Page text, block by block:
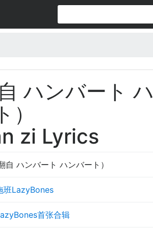
ハンバート ハ
zi Lyrics
自 ハンバート ハンバート）
班LazyBones
首张合辑